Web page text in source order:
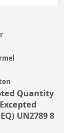
Quantity
UN2789 8